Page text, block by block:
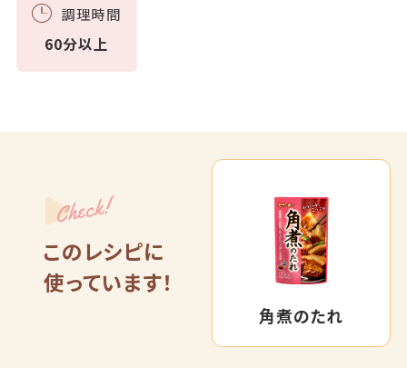
調理時間
60分以上
Check!
このレシピに
使っています！
角煮のたれ